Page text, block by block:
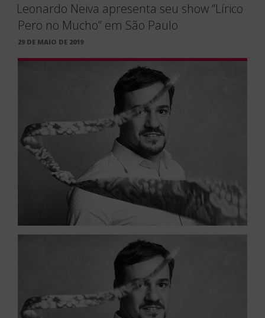
Leonardo Neiva apresenta seu show “Lírico
Pero no Mucho” em São Paulo
PUBLICADO
29 DE MAIO DE 2019